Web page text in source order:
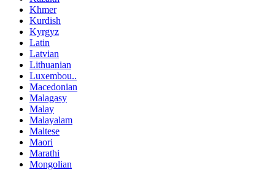
Khmer
Kurdish
Kyrgyz
Latin
Latvian
Lithuanian
Luxembou..
Macedonian
Malagasy
Malay
Malayalam
Maltese
Maori
Marathi
Mongolian